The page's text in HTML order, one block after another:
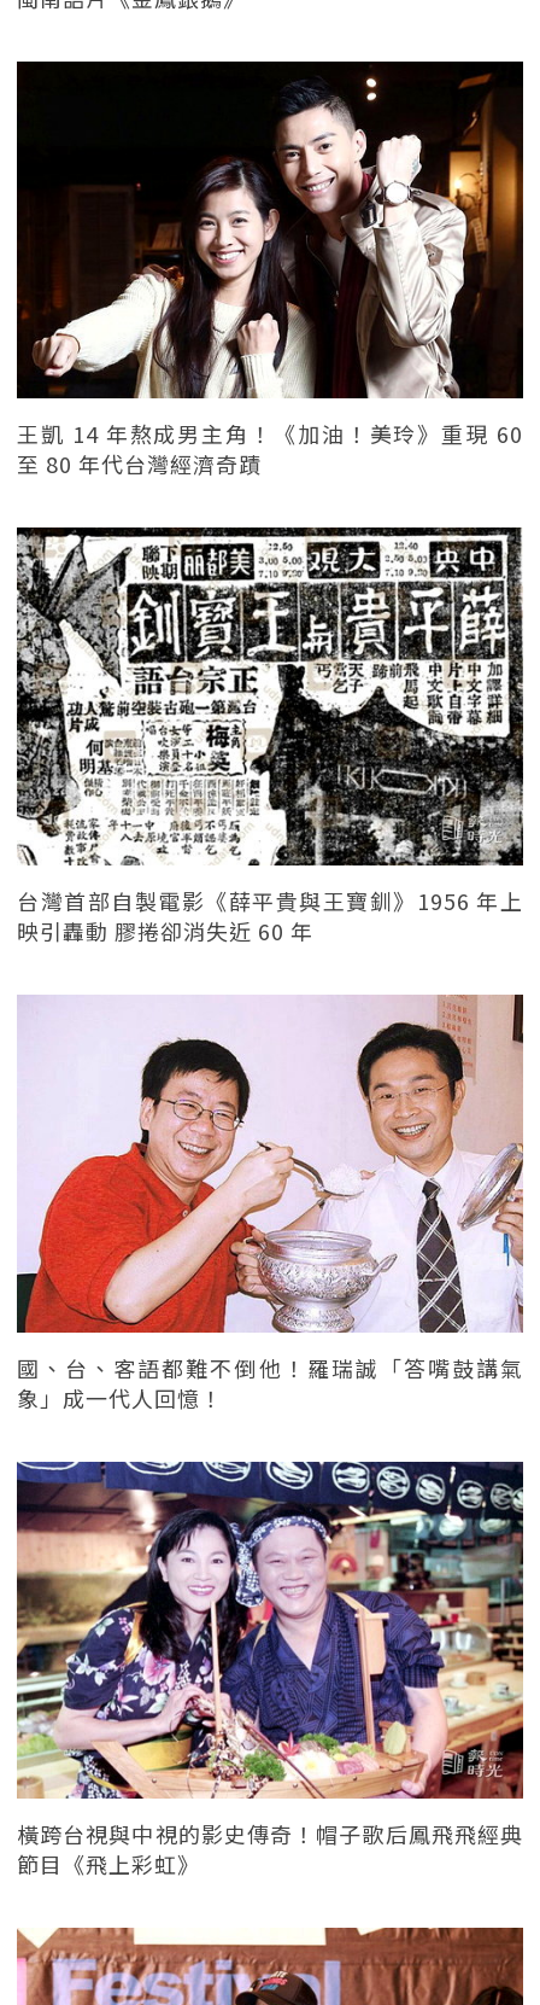
王凱 14 年熬成男主角！《加油！美玲》重現 60
至 80 年代台灣經濟奇蹟
台灣首部自製電影《薛平貴與王寶釧》1956 年上
映引轟動 膠捲卻消失近 60 年
國、台、客語都難不倒他！羅瑞誠「答嘴鼓講氣
象」成一代人回憶！
橫跨台視與中視的影史傳奇！帽子歌后鳳飛飛經典
節目《飛上彩虹》